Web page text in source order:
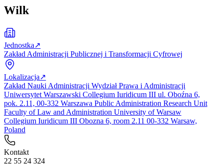
Wilk
Jednostka↗
Zakład Administracji Publicznej i Transformacji Cyfrowej
Lokalizacja↗
Zakład Nauki Administracji Wydział Prawa i Administracji
Uniwersytet Warszawski Collegium Iuridicum III ul. Oboźna 6,
pok. 2.11, 00-332 Warszawa Public Administration Research Unit
Faculty of Law and Administration University of Warsaw
Collegium Iuridicum III Obozna 6, room 2.11 00-332 Warsaw,
Poland
Kontakt
22 55 24 324